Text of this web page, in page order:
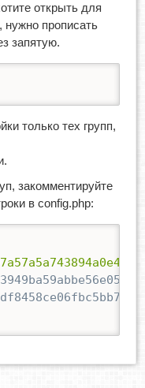
открыть для
нужно прописать
запятую.
только тех групп,
закомментируйте
в config.php: